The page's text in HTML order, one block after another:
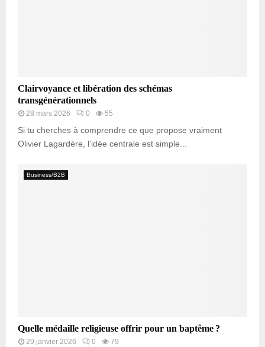
Clairvoyance et libération des schémas
transgénérationnels
28 mars 2026 0 55
Si tu cherches à comprendre ce que propose vraiment
Olivier Lagardère, l’idée centrale est simple...
Business/B2B
Quelle médaille religieuse offrir pour un baptême ?
29 janvier 2026 0 79